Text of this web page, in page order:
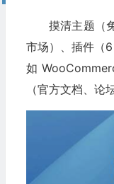
摸清主题（
市场）、插件（
如
（官方文档、论